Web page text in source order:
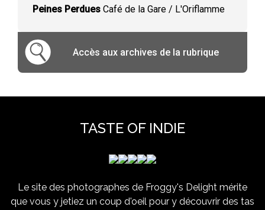
Peines Perdues Café de la Gare / L'Oriflamme
Accès aux archives de la rubrique
TASTE OF INDIE
Le site des photographes de Froggy's Delight mérite
que vous y jetiez un coup d'oeil pour y découvrir des tas